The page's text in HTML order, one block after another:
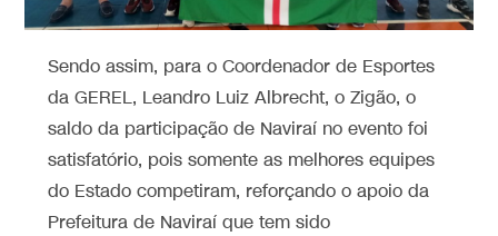
Sendo assim, para o Coordenador de Esportes
da GEREL, Leandro Luiz Albrecht, o Zigão, o
saldo da participação de Naviraí no evento foi
satisfatório, pois somente as melhores equipes
do Estado competiram, reforçando o apoio da
Prefeitura de Naviraí que tem sido